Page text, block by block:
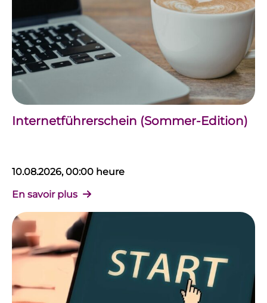
Internetführerschein (Sommer-Edition)
10.08.2026, 00:00 heure
En savoir plus